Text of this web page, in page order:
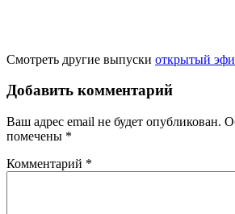
Смотреть другие выпуски открытый
Добавить комментарий
Ваш адрес email не будет опубликован.
помечены *
Комментарий *